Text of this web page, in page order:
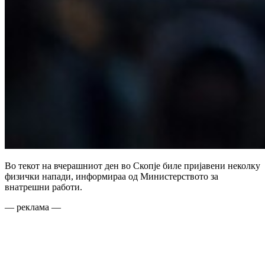
Во текот на вчерашниот ден во Скопје биле пријавени неколку
физички напади, информираа од Министерството за
внатрешни работи.
— реклама —